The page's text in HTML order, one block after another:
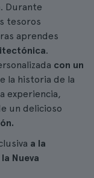
. Durante
tesoros
aprendes
.
con un
la historia de la
experiencia,
un delicioso
a la
Nueva